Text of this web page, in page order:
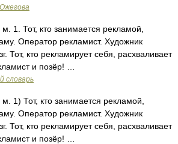
1. Тот, кто занимается рекламой,
Оператор рекламист. Художник
Тот, кто рекламирует себя, расхваливает
и позёр! …
словарь
1) Тот, кто занимается рекламой,
Оператор рекламист. Художник
Тот, кто рекламирует себя, расхваливает
и позёр! …